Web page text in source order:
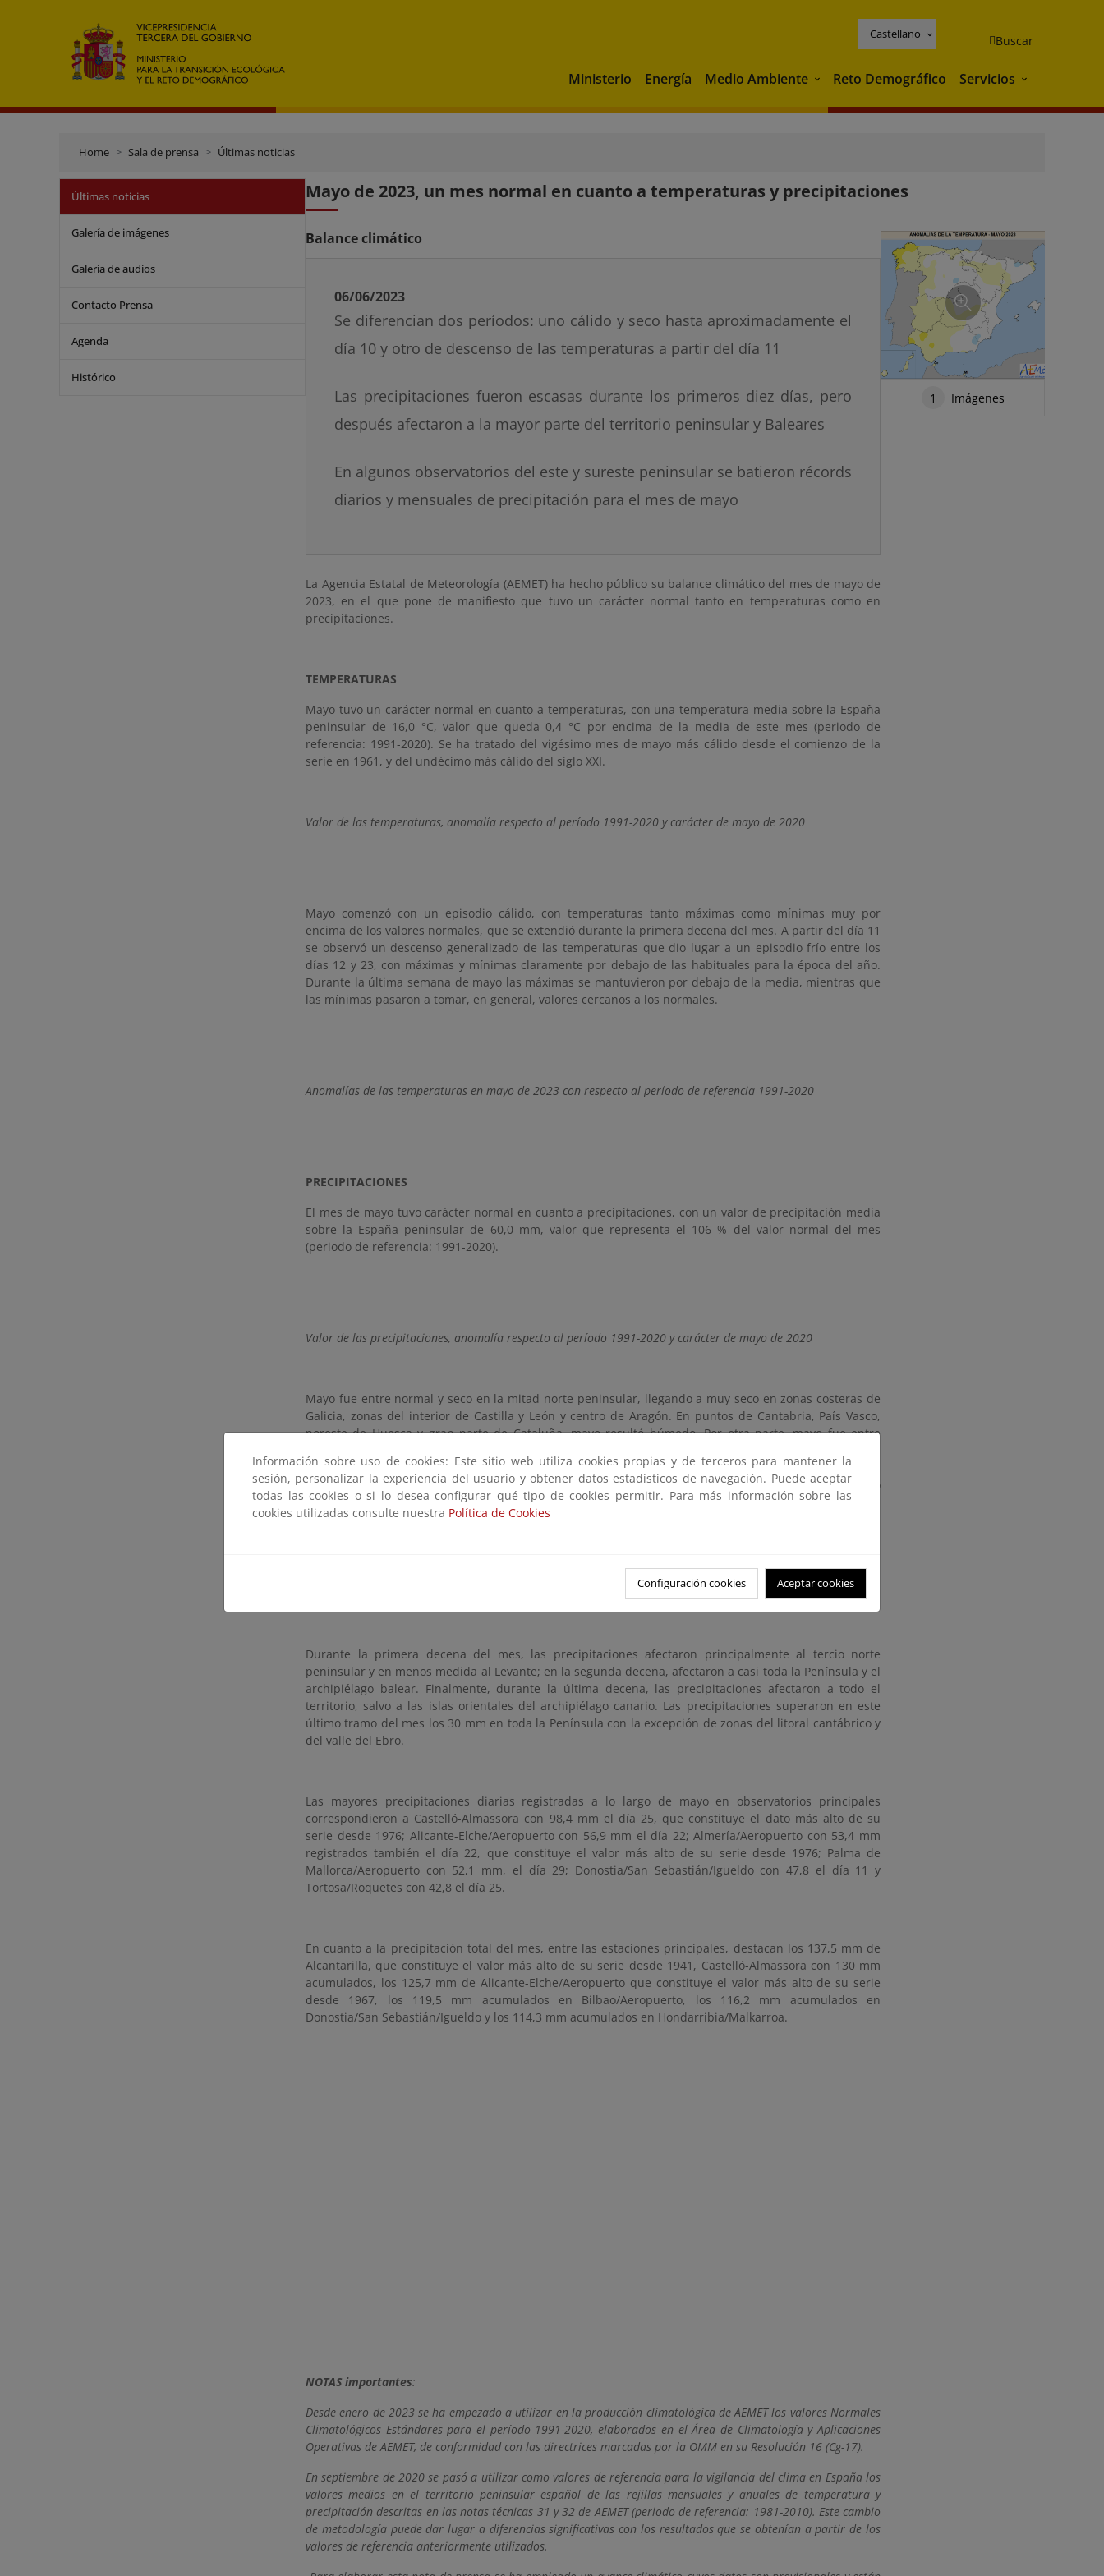
Castellano Buscar
Ministerio Energía Medio Ambiente Medio Ambiente
Reto Demográfico Servicios Servicios
Home Sala de prensa Últimas noticias
Últimas noticias
Galería de imágenes
Galería de audios
Contacto Prensa
Agenda
Histórico
Mayo de 2023, un mes normal en cuanto a temperaturas y precipitaciones
Balance climático
06/06/2023
Se diferencian dos períodos: uno cálido y seco hasta aproximadamente el
día 10 y otro de descenso de las temperaturas a partir del día 11
Las precipitaciones fueron escasas durante los primeros diez días, pero
después afectaron a la mayor parte del territorio peninsular y Baleares
En algunos observatorios del este y sureste peninsular se batieron récords
diarios y mensuales de precipitación para el mes de mayo
La Agencia Estatal de Meteorología (AEMET) ha hecho público su balance climático del mes de mayo de
2023, en el que pone de manifiesto que tuvo un carácter normal tanto en temperaturas como en
precipitaciones.
TEMPERATURAS
Mayo tuvo un carácter normal en cuanto a temperaturas, con una temperatura media sobre la España
peninsular de 16,0 °C, valor que queda 0,4 °C por encima de la media de este mes (periodo de
referencia: 1991-2020). Se ha tratado del vigésimo mes de mayo más cálido desde el comienzo de la
serie en 1961, y del undécimo más cálido del siglo XXI.
Valor de las temperaturas, anomalía respecto al período 1991-2020 y carácter de mayo de 2020
Mayo comenzó con un episodio cálido, con temperaturas tanto máximas como mínimas muy por
encima de los valores normales, que se extendió durante la primera decena del mes. A partir del día 11
se observó un descenso generalizado de las temperaturas que dio lugar a un episodio frío entre los
días 12 y 23, con máximas y mínimas claramente por debajo de las habituales para la época del año.
Durante la última semana de mayo las máximas se mantuvieron por debajo de la media, mientras que
las mínimas pasaron a tomar, en general, valores cercanos a los normales.
Anomalías de las temperaturas en mayo de 2023 con respecto al período de referencia 1991-2020
PRECIPITACIONES
El mes de mayo tuvo carácter normal en cuanto a precipitaciones, con un valor de precipitación media
sobre la España peninsular de 60,0 mm, valor que representa el 106 % del valor normal del mes
(periodo de referencia: 1991-2020).
Valor de las precipitaciones, anomalía respecto al período 1991-2020 y carácter de mayo de 2020
Mayo fue entre normal y seco en la mitad norte peninsular, llegando a muy seco en zonas costeras de
Galicia, zonas del interior de Castilla y León y centro de Aragón. En puntos de Cantabria, País Vasco,
noreste de Huesca y gran parte de Cataluña, mayo resultó húmedo. Por otra parte, mayo fue entre
sur de la Comunitat Valenciana, Murcia y sur de Almería. En Extremadura y las provincias occidentales
andaluzas mayo fue normal llegando a seco en algunos puntos. Finalmente, en Baleares mayo ha sido
húmedo y en Canarias ha tenido carácter variable.
Porcentaje de la precipitación recogida en mayo de 2023 respecto al promedio del período 1991-2020
Durante la primera decena del mes, las precipitaciones afectaron principalmente al tercio norte
peninsular y en menos medida al Levante; en la segunda decena, afectaron a casi toda la Península y el
archipiélago balear. Finalmente, durante la última decena, las precipitaciones afectaron a todo el
territorio, salvo a las islas orientales del archipiélago canario. Las precipitaciones superaron en este
último tramo del mes los 30 mm en toda la Península con la excepción de zonas del litoral cantábrico y
del valle del Ebro.
Las mayores precipitaciones diarias registradas a lo largo de mayo en observatorios principales
correspondieron a Castelló-Almassora con 98,4 mm el día 25, que constituye el dato más alto de su
serie desde 1976; Alicante-Elche/Aeropuerto con 56,9 mm el día 22; Almería/Aeropuerto con 53,4 mm
registrados también el día 22, que constituye el valor más alto de su serie desde 1976; Palma de
Mallorca/Aeropuerto con 52,1 mm, el día 29; Donostia/San Sebastián/Igueldo con 47,8 el día 11 y
Tortosa/Roquetes con 42,8 el día 25.
En cuanto a la precipitación total del mes, entre las estaciones principales, destacan los 137,5 mm de
Alcantarilla, que constituye el valor más alto de su serie desde 1941, Castelló-Almassora con 130 mm
acumulados, los 125,7 mm de Alicante-Elche/Aeropuerto que constituye el valor más alto de su serie
desde 1967, los 119,5 mm acumulados en Bilbao/Aeropuerto, los 116,2 mm acumulados en
Donostia/San Sebastián/Igueldo y los 114,3 mm acumulados en Hondarribia/Malkarroa.
NOTAS importantes:
Desde enero de 2023 se ha empezado a utilizar en la producción climatológica de AEMET los valores Normales
Climatológicos Estándares para el período 1991-2020, elaborados en el Área de Climatología y Aplicaciones
Operativas de AEMET, de conformidad con las directrices marcadas por la OMM en su Resolución 16 (Cg-17).
En septiembre de 2020 se pasó a utilizar como valores de referencia para la vigilancia del clima en España los
valores medios en el territorio peninsular español de las rejillas mensuales y anuales de temperatura y
precipitación descritas en las notas técnicas 31 y 32 de AEMET (periodo de referencia: 1981-2010). Este cambio
de metodología puede dar lugar a diferencias significativas con los resultados que se obtenían a partir de los
valores de referencia anteriormente utilizados.
1 Imágenes
Información sobre uso de cookies: Este sitio web utiliza cookies propias y de terceros para mantener la
sesión, personalizar la experiencia del usuario y obtener datos estadísticos de navegación. Puede aceptar
todas las cookies o si lo desea configurar qué tipo de cookies permitir. Para más información sobre las
cookies utilizadas consulte nuestra Política de Cookies
Configuración cookies Aceptar cookies